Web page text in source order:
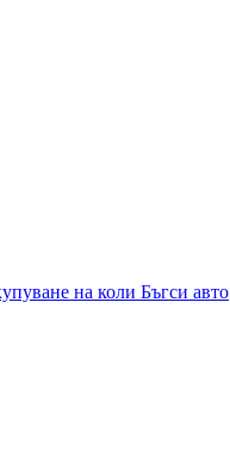
на коли Бъгси авто